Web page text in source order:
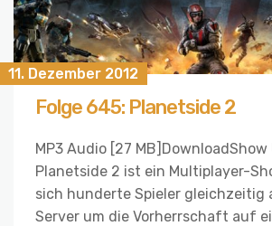
11. Dezember 2012
Folge 645: Planetside 2
MP3 Audio [27 MB]DownloadShow
Planetside 2 ist ein Multiplayer-
sich hunderte Spieler gleichzeitig
Server um die Vorherrschaft auf